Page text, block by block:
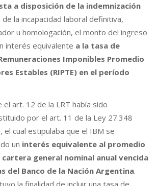
a disposición de la indemnización
la incapacidad laboral definitiva,
u homologación, el monto del ingreso
interés equivalente a la tasa de
Imponibles Promedio
Estables (RIPTE) en el período
el art. 12 de la LRT había sido
por el art. 11 de la Ley 27.348
cual estipulaba que el IBM se
un interés equivalente al promedio
general nominal anual vencida
del Banco de la Nación Argentina.